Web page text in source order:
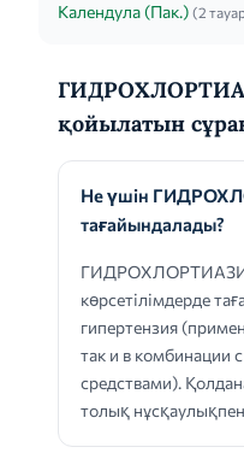
Календула (Пак.) (2
қойылатын
Не үшін
тағайындалады?
көрсетілімдерде
гипертензия
так и в комбинации
средствами).
толық